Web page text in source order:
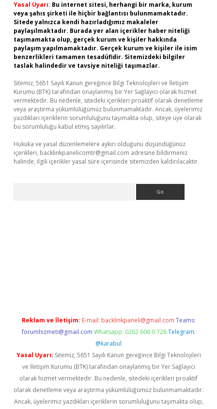
Yasal Uyarı: Bu internet sitesi, herhangi bir marka, kurum
veya şahıs şirketi ile hiçbir bağlantısı bulunmamaktadır.
Sitede yalnızca kendi hazırladığımız makaleler
paylaşılmaktadır. Burada yer alan içerikler haber niteliği
taşımamakta olup, gerçek kurum ve kişiler hakkında
paylaşım yapılmamaktadır. Gerçek kurum ve kişiler ile isim
benzerlikleri tamamen tesadüfidir. Sitemizdeki bilgiler
taslak halindedir ve tavsiye niteliği taşımazlar.
Sitemiz, 5651 Sayılı Kanun gereğince Bilgi Teknolojileri ve İletişim
Kurumu (BTK) tarafından onaylanmış bir Yer Sağlayıcı olarak hizmet
vermektedir. Bu nedenle, sitedeki içerikleri proaktif olarak denetleme
veya araştırma yükümlülüğümüz bulunmamaktadır. Ancak, üyelerimiz
yazdıkları içeriklerin sorumluluğunu taşımakta olup, siteye üye olarak
bu sorumluluğu kabul etmiş sayılırlar.
Hukuka ve yasal düzenlemelere aykırı olduğunu düşündüğünüz
içerikleri, backlinkpanelicomtr@gmail.com adresine bildirmeniz
halinde, ilgili içerikler yasal süre içerisinde sitemizden kaldırılacaktır.
Reklam ve İletişim: E-mail: backlinkpaneli@gmail.com Teams:
forumhizmeti@gmail.com Whatsapp: 0262 606 0 726 Telegram:
@karabul
Yasal Uyarı: Sitemiz, 5651 Sayılı Kanun gereğince Bilgi Teknolojileri
ve İletişim Kurumu (BTK) tarafından onaylanmış bir Yer Sağlayıcı
olarak hizmet vermektedir. Bu nedenle, sitedeki içerikleri proaktif
olarak denetleme veya araştırma yükümlülüğümüz bulunmamaktadır.
Ancak, üyelerimiz yazdıkları içeriklerin sorumluluğunu taşımakta olup,